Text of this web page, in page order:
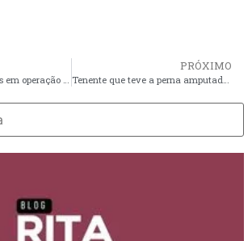
PF cumpre mandados em operação que apura fraude em licitação em São Luís e Timbiras
PRÓXIMO
Tenente que teve a perna amputada em acidente é recebido pela tropa após alta médica